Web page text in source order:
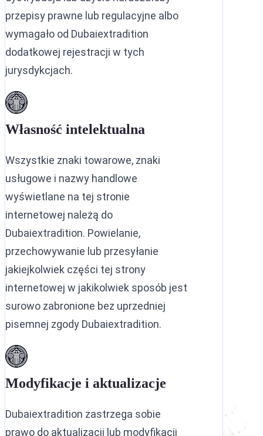
przepisy prawne lub regulacyjne albo
wymagało od Dubaiextradition
dodatkowej rejestracji w tych
jurysdykcjach.
Własność intelektualna
Wszystkie znaki towarowe, znaki
usługowe i nazwy handlowe
wyświetlane na tej stronie
internetowej należą do
Dubaiextradition. Powielanie,
przechowywanie lub przesyłanie
jakiejkolwiek części tej strony
internetowej w jakikolwiek sposób jest
surowo zabronione bez uprzedniej
pisemnej zgody Dubaiextradition.
Modyfikacje i aktualizacje
Dubaiextradition zastrzega sobie
prawo do aktualizacji lub modyfikacji